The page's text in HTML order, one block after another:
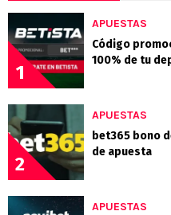
1
APUESTAS
Código
100% de tu
2
APUESTAS
bet365 bono
de apuesta
APUESTAS